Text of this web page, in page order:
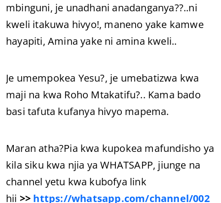
mbinguni, je unadhani anadanganya??..ni
kweli itakuwa hivyo!, maneno yake kamwe
hayapiti, Amina yake ni amina kweli..
Je umempokea Yesu?, je umebatizwa kwa
maji na kwa Roho Mtakatifu?.. Kama bado
basi tafuta kufanya hivyo mapema.
Maran atha?Pia kwa kupokea mafundisho ya
kila siku kwa njia ya WHATSAPP, jiunge na
channel yetu kwa kubofya link
hii >> https://whatsapp.com/channel/002